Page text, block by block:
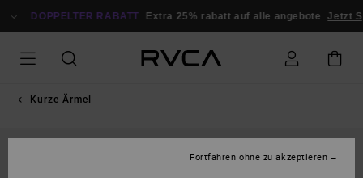
ZUR
DOPPELTER RABATT Extra 25% rabatt auf alle angebote Jetzt
Kurze Ärmel
Fortfahren ohne zu akzeptieren